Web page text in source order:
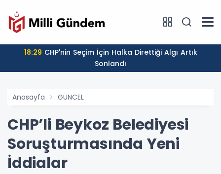
18:29
Sonlandı
Anasayfa GÜNCEL
CHP’li Beykoz Belediyesi
Soruşturmasında Yeni
İddialar